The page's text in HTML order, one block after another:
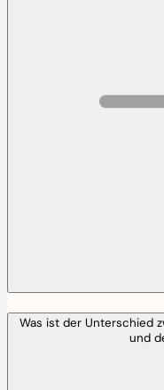
Was ist der Unterschied
und